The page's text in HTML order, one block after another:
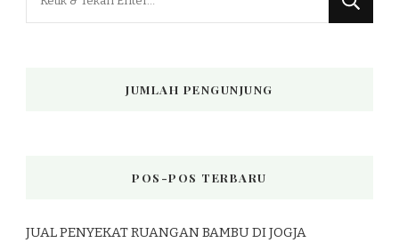
JUMLAH PENGUNJUNG
POS-POS TERBARU
JUAL PENYEKAT RUANGAN BAMBU DI JOGJA